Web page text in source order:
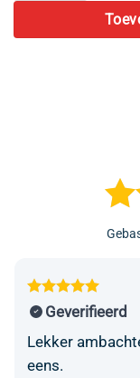
Gewaardeerd
5uit 5
Geverifieerd
Lekker
eens.